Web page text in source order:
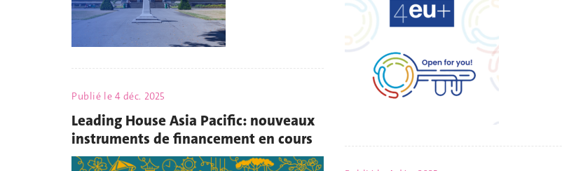
Publié le 4 déc. 2025
Leading House Asia Pacific: nouveaux
instruments de financement en cours